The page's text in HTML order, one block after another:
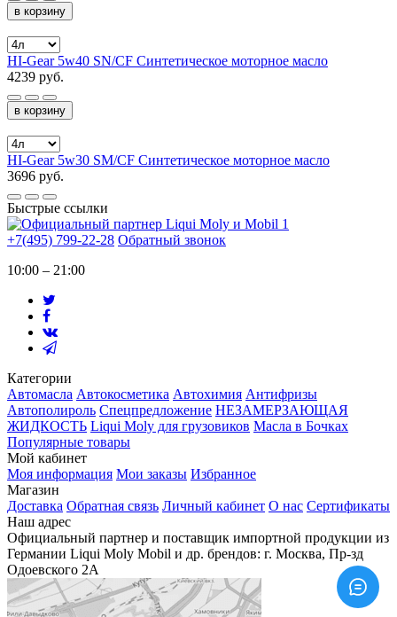
в корзину
HI-Gear 5w40 SN/CF Синтетическое моторное масло
4239 руб.
в корзину
HI-Gear 5w30 SM/CF Синтетическое моторное масло
3696 руб.
Быстрые ссылки
+7(495) 799-22-28 Обратный звонок
10:00 – 21:00
Категории
Автомасла Автокосметика Автохимия Антифризы
Автополироль Спецпредложение НЕЗАМЕРЗАЮЩАЯ
ЖИДКОСТЬ Liqui Moly для грузовиков Масла в Бочках
Популярные товары
Мой кабинет
Моя информация Мои заказы Избранное
Магазин
Доставка Обратная связь Личный кабинет О нас Сертификаты
Наш адрес
Официальный партнер и поставщик импортной продукции из
Германии Liqui Moly Mobil и др. брендов: г. Москва, Пр-зд
Одоевского 2А